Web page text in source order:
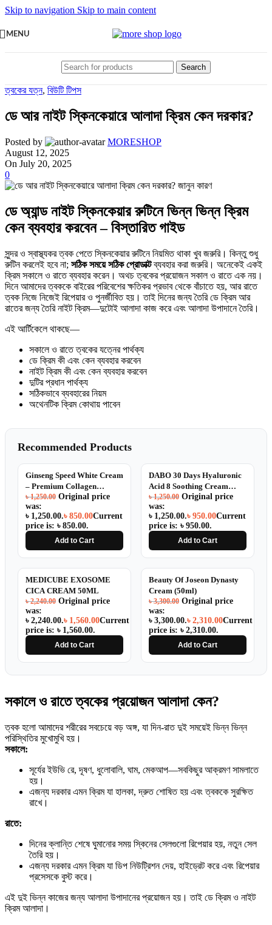
Skip to navigation Skip to main content
MENU
Search
ত্বকের যত্ন, বিউটি টিপস
ডে আর নাইট স্কিনকেয়ারে আলাদা ক্রিম কেন দরকার?
Posted by
MORESHOP
August 12, 2025
On July 20, 2025
0
ডে অ্যান্ড নাইট স্কিনকেয়ার রুটিনে ভিন্ন ভিন্ন ক্রিম
কেন ব্যবহার করবেন – বিস্তারিত গাইড
সুন্দর ও স্বাস্থ্যকর ত্বক পেতে স্কিনকেয়ার রুটিনে নিয়মিত থাকা খুব জরুরি। কিন্তু শুধু
রুটিন করলেই হবে না; সঠিক সময়ে সঠিক প্রোডাক্টব্যবহার করা জরুরি। অনেকেই একই
ক্রিম সকালে ও রাতে ব্যবহার করেন। অথচ ত্বকের প্রয়োজন সকাল ও রাতে এক নয়।
দিনে আমাদের ত্বককে বাইরের পরিবেশের ক্ষতিকর প্রভাব থেকে বাঁচাতে হয়, আর রাতে
ত্বক নিজে নিজেই রিপেয়ার ও পুনর্জীবিত হয়। তাই দিনের জন্য তৈরি ডে ক্রিম আর
রাতের জন্য তৈরি নাইট ক্রিম—দুটোই আলাদা কাজ করে এবং আলাদা উপাদানে তৈরি।
এই আর্টিকেলে থাকছে—
সকালে ও রাতে ত্বকের যত্নের পার্থক্য
ডে ক্রিম কী এবং কেন ব্যবহার করবেন
নাইট ক্রিম কী এবং কেন ব্যবহার করবেন
দুটির প্রধান পার্থক্য
সঠিকভাবে ব্যবহারের নিয়ম
অথেনটিক ক্রিম কোথায় পাবেন
Recommended Products
SALE
Ginseng Speed White Cream
– Premium Collagen
Solution 20g
৳1,250.00 Original price
was:
৳ 1,250.00.৳ 850.00Current
price is: ৳ 850.00.
Add to Cart
SALE
DABO 30 Days Hyaluronic
Acid 8 Soothing Cream
100ml
৳1,250.00 Original price
was:
৳ 1,250.00.৳ 950.00Current
price is: ৳ 950.00.
Add to Cart
SALE
MEDICUBE EXOSOME
CICA CREAM 50ML
৳2,240.00 Original price
was:
৳ 2,240.00.৳ 1,560.00Current
price is: ৳ 1,560.00.
Add to Cart
SALE
Beauty Of Joseon Dynasty
Cream (50ml)
৳3,300.00 Original price
was:
৳ 3,300.00.৳ 2,310.00Current
price is: ৳ 2,310.00.
Add to Cart
সকালে ও রাতে ত্বকের প্রয়োজন আলাদা কেন?
ত্বক হলো আমাদের শরীরের সবচেয়ে বড় অঙ্গ, যা দিন-রাত দুই সময়েই ভিন্ন ভিন্ন
পরিস্থিতির মুখোমুখি হয়।
সকালে:
সূর্যের ইউভি রে, দূষণ, ধুলোবালি, ঘাম, মেকআপ—সবকিছুর আক্রমণ সামলাতে
হয়।
এজন্য দরকার এমন ক্রিম যা হালকা, দ্রুত শোষিত হয় এবং ত্বককে সুরক্ষিত
রাখে।
রাতে:
দিনের ক্লান্তি শেষে ঘুমানোর সময় স্কিনের সেলগুলো রিপেয়ার হয়, নতুন সেল
তৈরি হয়।
এজন্য দরকার এমন ক্রিম যা ডিপ নিউট্রিশন দেয়, হাইড্রেট করে এবং রিপেয়ার
প্রসেসকে বুস্ট করে।
এই দুই ভিন্ন কাজের জন্য আলাদা উপাদানের প্রয়োজন হয়। তাই ডে ক্রিম ও নাইট
ক্রিম আলাদা।